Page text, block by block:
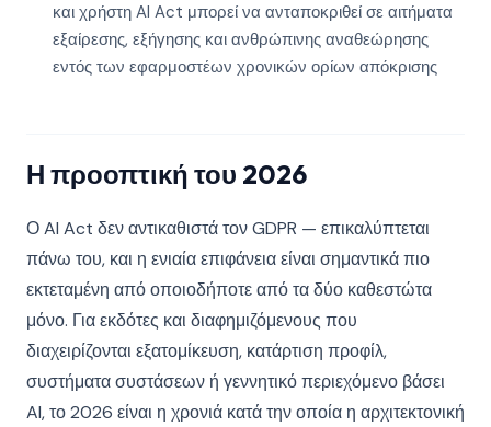
και χρήστη AI Act μπορεί να ανταποκριθεί σε αιτήματα
εξαίρεσης, εξήγησης και ανθρώπινης αναθεώρησης
εντός των εφαρμοστέων χρονικών ορίων απόκρισης
Η προοπτική του 2026
Ο AI Act δεν αντικαθιστά τον GDPR — επικαλύπτεται
πάνω του, και η ενιαία επιφάνεια είναι σημαντικά πιο
εκτεταμένη από οποιοδήποτε από τα δύο καθεστώτα
μόνο. Για εκδότες και διαφημιζόμενους που
διαχειρίζονται εξατομίκευση, κατάρτιση προφίλ,
συστήματα συστάσεων ή γεννητικό περιεχόμενο βάσει
AI, το 2026 είναι η χρονιά κατά την οποία η αρχιτεκτονική